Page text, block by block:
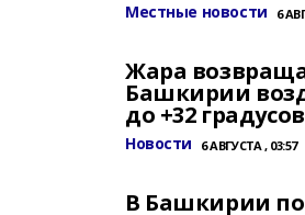
Местные новости 6
Жара
Башкирии
до +32 градусов
Новости 6 АВГУСТА , 03:57
В Башкирии